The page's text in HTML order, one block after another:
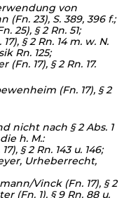
von
23), S. 389, 396 f.;
25), § 2 Rn. 51;
§ 2 Rn. 14 m. w. N.
Rn. 125;
17), § 2 Rn. 17.
(Fn. 17), § 2
nicht nach § 2 Abs. 1
h. M.:
§ 2 Rn. 143 u. 146;
Urheberrecht,
Vinck (Fn. 17), § 2
(Fn. 1), § 9 Rn. 88 u.